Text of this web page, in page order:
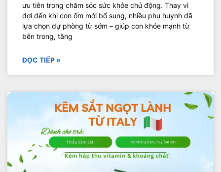
ưu tiên trong chăm sóc sức khỏe chủ động. Thay vì
đợi đến khi con ốm mới bổ sung, nhiều phụ huynh đã
lựa chọn dự phòng từ sớm – giúp con khỏe mạnh từ
bên trong, tăng
ĐỌC TIẾP »